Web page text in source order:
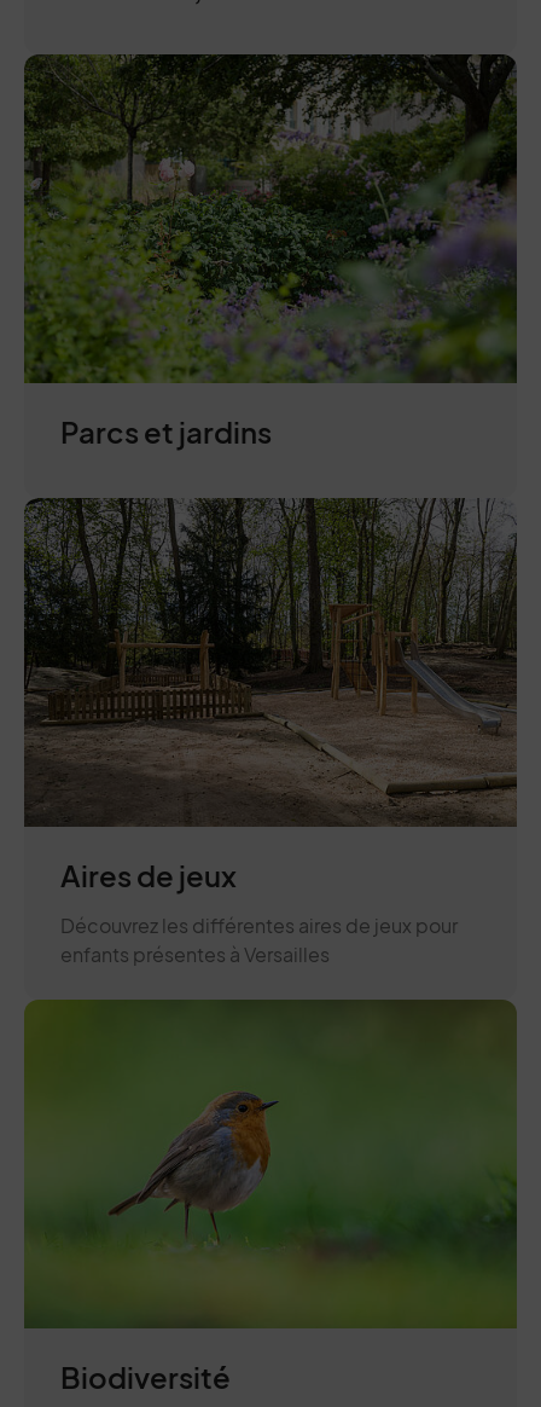
Parcs et jardins
Aires de jeux
Découvrez les différentes aires de jeux pour
enfants présentes à Versailles
Biodiversité